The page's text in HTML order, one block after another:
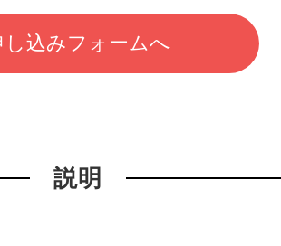
し込みフォームへ
説明